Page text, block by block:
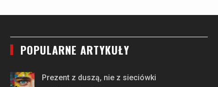
POPULARNE ARTYKUŁY
Prezent z duszą, nie z sieciówki